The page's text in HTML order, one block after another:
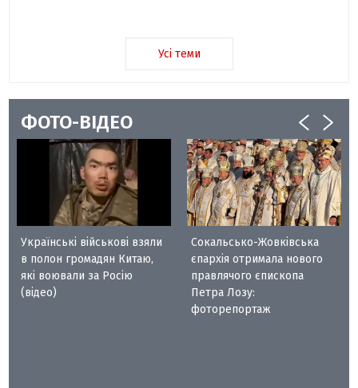
Усі теми
ФОТО-ВІДЕО
Українські військові взяли
в полон громадян Китаю,
які воювали за Росію
(відео)
Сокальсько-Жовківська
єпархія отримала нового
правлячого єпископа
Петра Лозу:
фоторепортаж